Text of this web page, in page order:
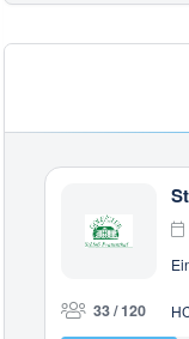
33 / 120